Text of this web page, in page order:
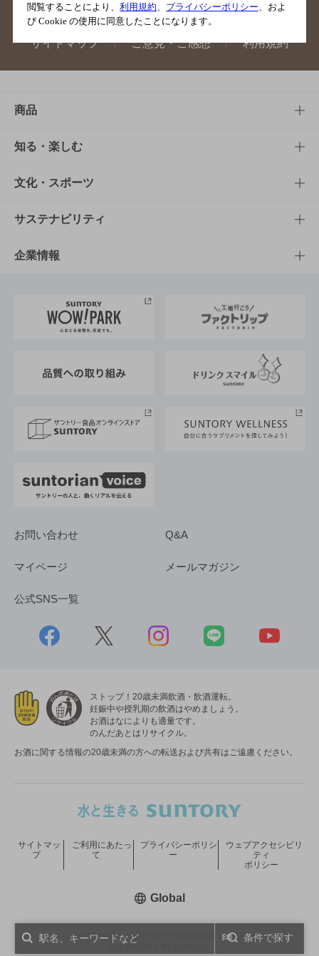
サイトマップ ご意見・ご感想 利用規約
条件で探す
商品
商品TOP
商品一覧
商品発売情報
栄養成分一覧
知る・楽しむ
知る・楽しむTOP
キャンペーン
工場見学
地域情報
文化・スポーツ
文化・スポーツTOP
サントリーホール
サントリーサンバーズ大阪
サステナビリティ
サステナビリティTOP
サントリーが考えるサステナビリティ経営
企業情報
企業概要
採用情報
お問い合わせ Q&A
マイページ メールマガジン
公式SNS一覧
ストップ！20歳未満飲酒・飲酒運転。
妊娠中や授乳期の飲酒はやめましょう。
お酒はなによりも適量です。
のんだあとはリサイクル。
お酒に関する情報の20歳未満の方への転送および共有はご遠慮ください。
COPYRIGHT © SUNTORY HOLDINGS LIMITED.
サイトマッ
プ
ご利用にあたっ
て
プライバシーポリシ
ー
ウェブアクセシビリ
ティ
ポリシー
Global新しいウィンドウで開く
閲覧することにより、 利用規約 プライバシーポリシー 、およ
び Cookie の使用に同意したことになります。